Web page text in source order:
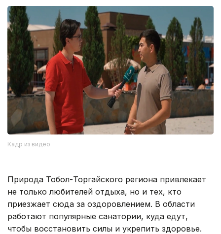
Кадр из видео
Природа Тобол-Торгайского региона привлекает
не только любителей отдыха, но и тех, кто
приезжает сюда за оздоровлением. В области
работают популярные санатории, куда едут,
чтобы восстановить силы и укрепить здоровье.